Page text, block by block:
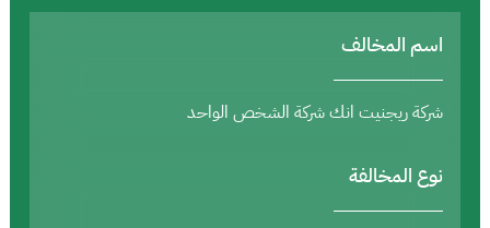
اسم المخالف
شركة ريجنيت انك شركة الشخص الواحد
نوع المخالفة